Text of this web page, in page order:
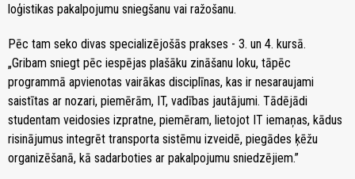
loģistikas pakalpojumu sniegšanu vai ražošanu.
Pēc tam seko divas specializējošās prakses - 3. un 4. kursā.
„Gribam sniegt pēc iespējas plašāku zināšanu loku, tāpēc
programmā apvienotas vairākas disciplīnas, kas ir nesaraujami
saistītas ar nozari, piemērām, IT, vadības jautājumi. Tādējādi
studentam veidosies izpratne, piemēram, lietojot IT iemaņas, kādus
risinājumus integrēt transporta sistēmu izveidē, piegādes ķēžu
organizēšanā, kā sadarboties ar pakalpojumu sniedzējiem.”